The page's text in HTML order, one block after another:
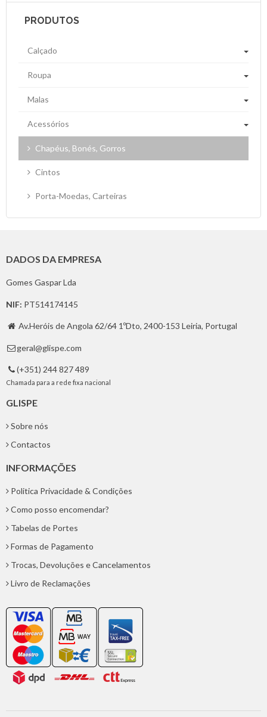
PRODUTOS
Calçado
Roupa
Malas
Acessórios
Chapéus, Bonés, Gorros
Cintos
Porta-Moedas, Carteiras
DADOS DA EMPRESA
Gomes Gaspar Lda
NIF: PT514174145
 Av.Heróis de Angola 62/64 1ºDto, 2400-153 Leiria, Portugal
 geral@glispe.com
 (+351) 244 827 489
Chamada para a rede fixa nacional
GLISPE
Sobre nós
Contactos
INFORMAÇÕES
Politica Privacidade & Condições
Como posso encomendar?
Tabelas de Portes
Formas de Pagamento
Trocas, Devoluções e Cancelamentos
Livro de Reclamações